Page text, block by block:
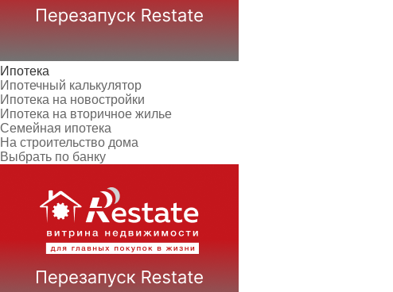
Ипотека
Ипотечный калькулятор
Ипотека на новостройки
Ипотека на вторичное жилье
Семейная ипотека
На строительство дома
Выбрать по банку